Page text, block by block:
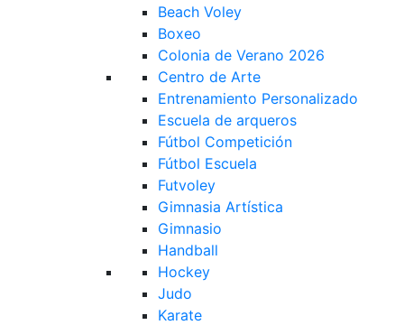
Beach Voley
Boxeo
Colonia de Verano 2026
Centro de Arte
Entrenamiento Personalizado
Escuela de arqueros
Fútbol Competición
Fútbol Escuela
Futvoley
Gimnasia Artística
Gimnasio
Handball
Hockey
Judo
Karate